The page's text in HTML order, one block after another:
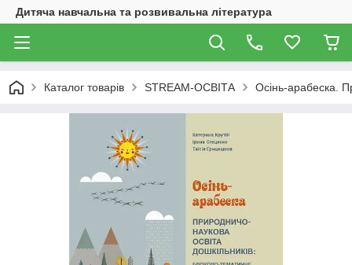
Дитяча навчальна та розвивальна література
Каталог товарів STREAM-ОСВІТА Осінь-арабеска.